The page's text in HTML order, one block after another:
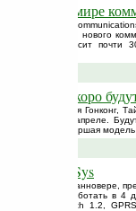
в мире
Advance Tech
при помощи их нового
Устройство весит
rw6800 скоро
регионах, включая Гонконг,
начаться уже в апреле.
в том, что старшая
от ImCoSys
CeBIT, в Ганновере,
будет работать в 4
Bluetooth 1.2,